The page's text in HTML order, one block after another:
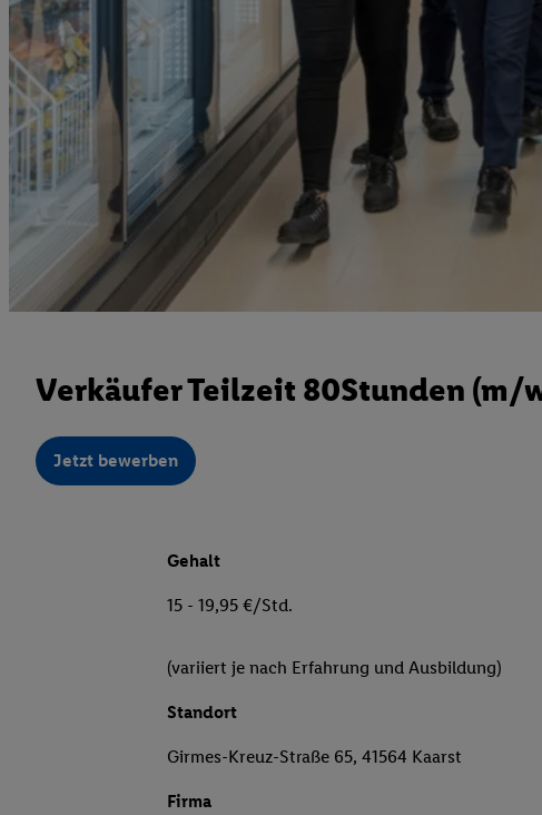
Verkäufer Teilzeit 80Stunden (m/
Jetzt bewerben
Gehalt
15 - 19,95 €/Std.
(variiert je nach Erfahrung und Ausbildung)
Standort
Girmes-Kreuz-Straße 65, 41564 Kaarst
Firma